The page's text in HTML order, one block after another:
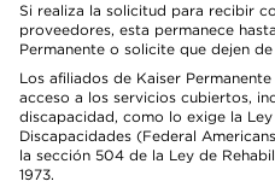
Si realiza la solicitud para recibir
proveedores, esta permanece
Permanente o solicite que dejen
Los afiliados de Kaiser
acceso a los servicios cubiertos,
discapacidad, como lo exige la
Discapacidades (Federal
la sección 504 de la Ley de
1973.